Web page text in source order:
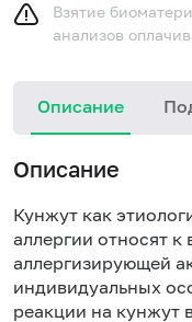
Взятие
анализов
Описание
Описание
Кунжут как
аллергии относят
аллергизирующей
индивидуальных
реакции на кунжут